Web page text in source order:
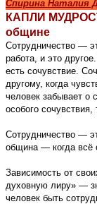
Спирина Наталия
КАПЛИ
общине
Сотрудничество —
работа, и это
есть сочувствие.
другому, когда
человек забывает о
особого сочувствия,
Сотрудничество —
община — когда всё
Зависимость от
духовную лиру» —
человек быть